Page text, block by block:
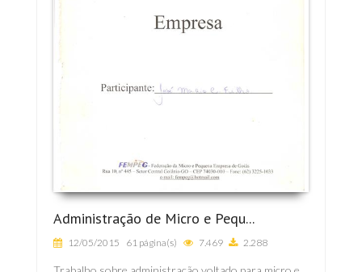
Administração de Micro e Pequ...
12/05/2015 61 página(s) 7.469 2.288